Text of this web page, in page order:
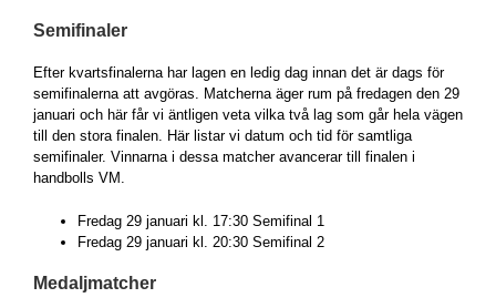
Semifinaler
Efter kvartsfinalerna har lagen en ledig dag innan det är dags för
semifinalerna att avgöras. Matcherna äger rum på fredagen den 29
januari och här får vi äntligen veta vilka två lag som går hela vägen
till den stora finalen. Här listar vi datum och tid för samtliga
semifinaler. Vinnarna i dessa matcher avancerar till finalen i
handbolls VM.
Fredag 29 januari kl. 17:30 Semifinal 1
Fredag 29 januari kl. 20:30 Semifinal 2
Medaljmatcher